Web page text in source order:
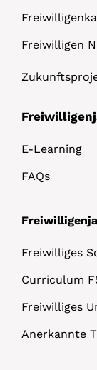
Freiwilligen
E-Learning
FAQs
Freiwilliges
Curriculum
Freiwilliges
Anerkannte